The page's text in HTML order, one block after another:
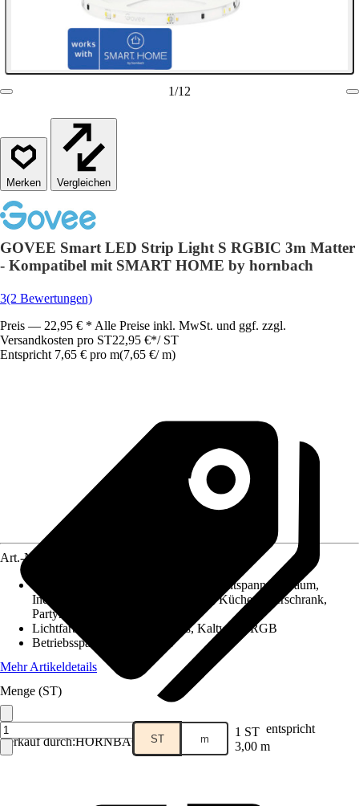
1/12
Vergleichen
GOVEE Smart LED Strip Light S RGBIC 3m Matter
- Kompatibel mit SMART HOME by hornbach
3(2 Bewertungen)
Preis — 22,95 € * Alle Preise inkl. MwSt. und ggf. zzgl.
Versandkosten pro ST22,95 €*/ ST
Entspricht 7,65 € pro m(7,65 €/ m)
Verkauf durch:HORNBACH
Art.-Nr.
Ambientebeleuchtung, Entspannungsraum,
Indirekte Beleuchtung, Jugendraum, Küchenunterschrank,
Partyraum, Vitrinenbeleuchtung
Lichtfarbe
RGBW, Warmweiß, Kaltweiß, RGB
Betriebsspannung
230/24 V
Mehr Artikeldetails
Menge (ST)
ST m 1 ST entspricht
3,00 m